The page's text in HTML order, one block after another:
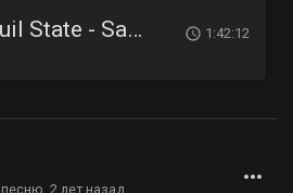
Tranquil State - Sampler 01 — ENIGMATIC MUSIC 1:42:12
2 лет назад